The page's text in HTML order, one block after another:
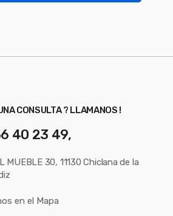
CONSULTA ? LLAMANOS !
40 23 49,
MUEBLE 30, 11130 Chiclana de la
en el Mapa